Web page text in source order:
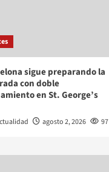
sigue preparando la
con doble
en St. George’s
agosto 2, 2026 97